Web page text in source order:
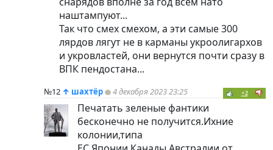
наштампуют...
Так что смех смехом, а эти самые 300
лярдов лягут не в карманы укроолигархов
и укровластей, они вернутся почти сразу в
ВПК пендостана...
№12 ↑ шахтёр 4 декабря 2023 23:25 +2
Печатать зеленые фантики
бесконечно не получится.Ихние
колонии,типа